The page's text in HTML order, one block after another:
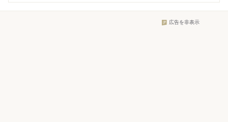
広告を非表示